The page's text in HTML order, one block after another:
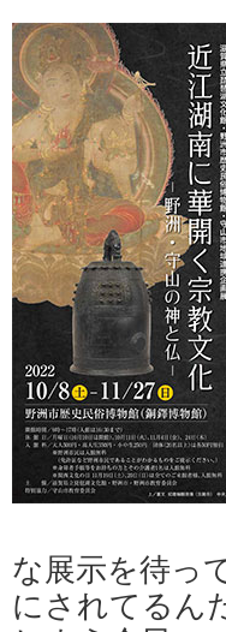
な展示を待っ
にされてるん